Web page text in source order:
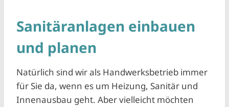
Sanitäranlagen einbauen
und planen
Natürlich sind wir als Handwerksbetrieb immer
für Sie da, wenn es um Heizung, Sanitär und
Innenausbau geht. Aber vielleicht möchten